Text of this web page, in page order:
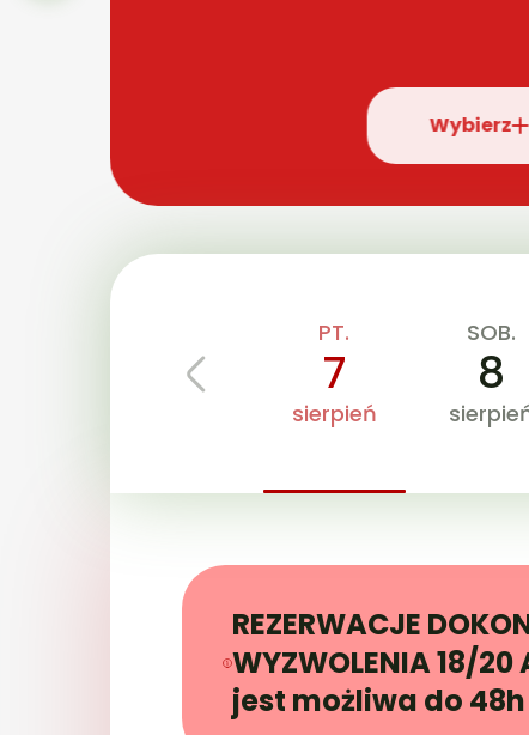
Wybierz
PT.
7
sierpień
SOB.
8
REZERWACJE
WYZWOLENIA 18/
jest możliwa do